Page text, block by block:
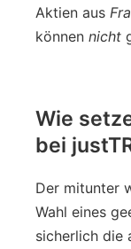
Aktien aus
können nicht
Wie
bei
Der mitunter
Wahl eines
sicherlich die